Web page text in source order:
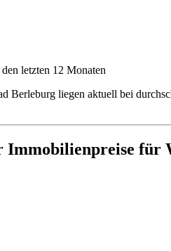
letzten 12 Monaten
Berleburg liegen aktuell bei
Immobilienpreise für